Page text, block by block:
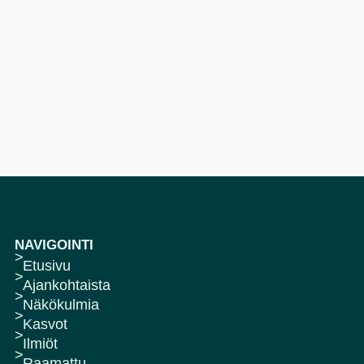
NAVIGOINTI
Etusivu
Ajankohtaista
Näkökulmia
Kasvot
Ilmiöt